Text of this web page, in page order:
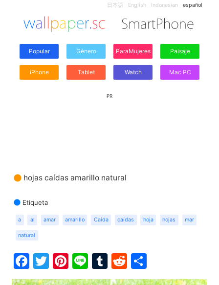
日本語 English Indonesian español
Popular Género ParaMujeres Paisaje
iPhone Tablet Watch Mac PC
PR
hojas caídas amarillo natural
Etiqueta
a al amar amarillo Caída caídas hoja hojas mar
natural
Facebook
Twitter
Pinterest
LineTumblr
Reddit